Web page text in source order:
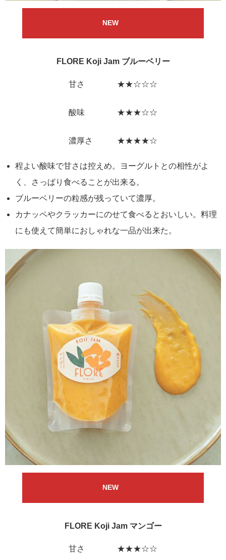
NEW
FLORE Koji Jam ブルーベリー
甘さ ★★☆☆☆
酸味 ★★★☆☆
濃厚さ ★★★★☆
程よい酸味で甘さは控えめ。ヨーグルトとの相性がよ
く、さっぱり食べることが出来る。
ブルーベリーの粒感が残っていて濃厚。
カナッペやクラッカーにのせて食べるとおいしい。料理
にも使えて簡単におしゃれな一品が出来た。
NEW
FLORE Koji Jam マンゴー
甘さ ★★★☆☆